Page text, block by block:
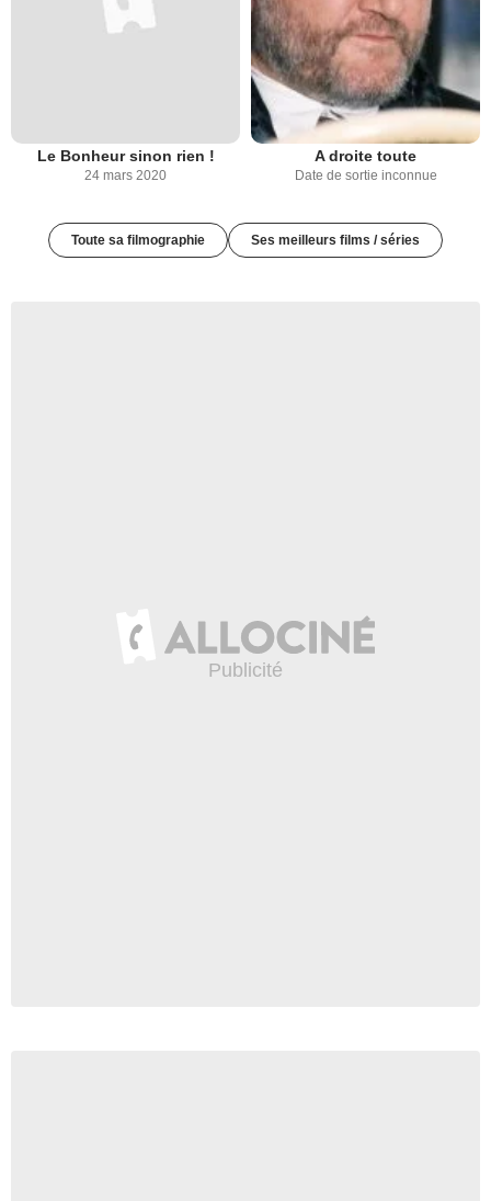
Le Bonheur sinon rien !
24 mars 2020
A droite toute
Date de sortie inconnue
Toute sa filmographie Ses meilleurs films / séries